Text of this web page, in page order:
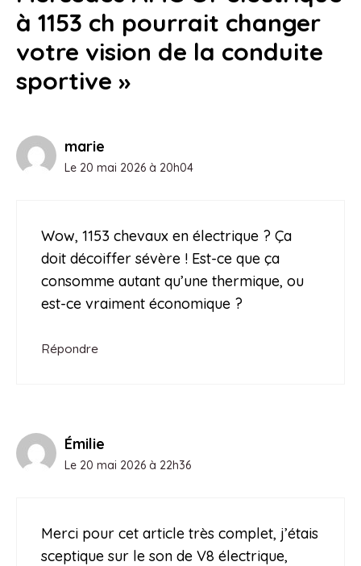
à 1153 ch pourrait changer
votre vision de la conduite
sportive »
marie
Le 20 mai 2026 à 20h04
Wow, 1153 chevaux en électrique ? Ça
doit décoiffer sévère ! Est-ce que ça
consomme autant qu’une thermique, ou
est-ce vraiment économique ?
Répondre
Émilie
Le 20 mai 2026 à 22h36
Merci pour cet article très complet, j’étais
sceptique sur le son de V8 électrique,